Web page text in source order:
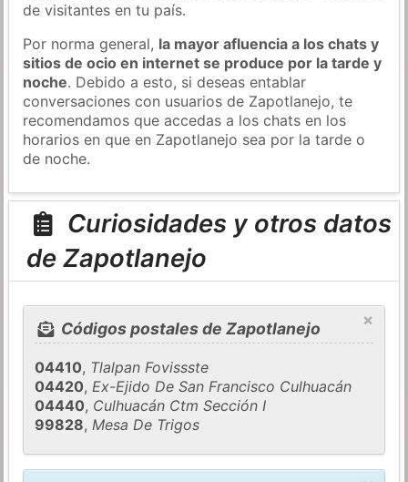
de visitantes en tu país.
Por norma general, la mayor afluencia a los chats y
sitios de ocio en internet se produce por la tarde y
noche. Debido a esto, si deseas entablar
conversaciones con usuarios de Zapotlanejo, te
recomendamos que accedas a los chats en los
horarios en que en Zapotlanejo sea por la tarde o
de noche.
Curiosidades y otros datos
de Zapotlanejo
×
Códigos postales de Zapotlanejo
04410, Tlalpan Fovissste
04420,Ex-Ejido De San Francisco Culhuacán
04440, Culhuacán Ctm Sección I
99828,Mesa De Trigos